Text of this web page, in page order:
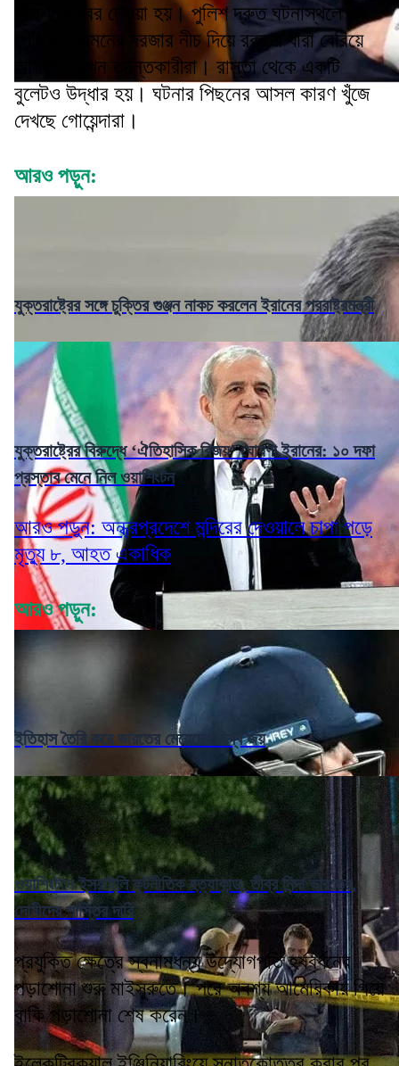
পুলিশকে খবর দেওয়া হয়। পুলিশ দ্রুত ঘটনাস্থলে
পৌঁছয়। সামনের দরজার নীচ দিয়ে রক্তর ধারা বেরিয়ে
আসতে দেখেন তদন্তকারীরা। রাস্তা থেকে একটি
বুলেটও উদ্ধার হয়। ঘটনার পিছনের আসল কারণ খুঁজে
দেখছে গোয়েন্দারা।
আরও পড়ুন:
যুক্তরাষ্ট্রের সঙ্গে চুক্তির গুঞ্জন নাকচ করলেন ইরানের পররাষ্ট্রমন্ত্রী
যুক্তরাষ্ট্রের বিরুদ্ধে ‘ঐতিহাসিক বিজয়’ ঘোষণা ইরানের: ১০ দফা
প্রস্তাব মেনে নিল ওয়াশিংটন
আরও পড়ুন: অন্ধ্রপ্রদেশে মন্দিরের দেওয়ালে চাপা পড়ে
মৃত্যু ৮, আহত একাধিক
আরও পড়ুন:
ইতিহাস তৈরি করে ভারতের মেয়েদের বিশ্ব জয়
ওয়াশিংটনে ইসরাইলি কূটনীতিক হত্যাকান্ড, তীব্র নিন্দা ভারতের,
দোষীদের শাস্তির দাবি
প্রযুক্তি ক্ষেত্রে স্বনামধন্য উদ্যোগপতি হর্ষবর্ধনের
পড়াশোনা শুরু মাইসুরুতে। পরে অবশ্য আমেরিকায় গিয়ে
বাকি পড়াশোনা শেষ করেন।